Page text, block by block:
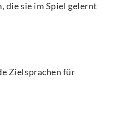
die sie im Spiel gelernt
Zielsprachen für